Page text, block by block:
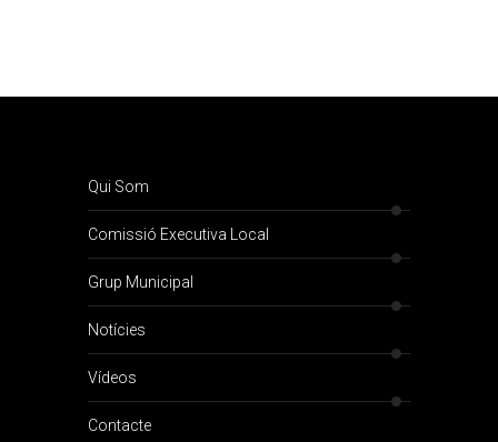
Qui Som
Comissió Executiva Local
Grup Municipal
Notícies
Vídeos
Contacte